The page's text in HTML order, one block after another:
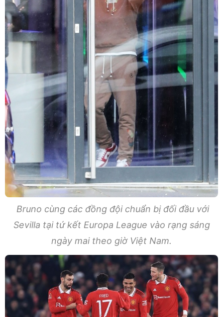
Bruno cùng các đồng đội chuẩn bị đối đầu với
Sevilla tại tứ kết Europa League vào rạng sáng
ngày mai theo giờ Việt Nam.